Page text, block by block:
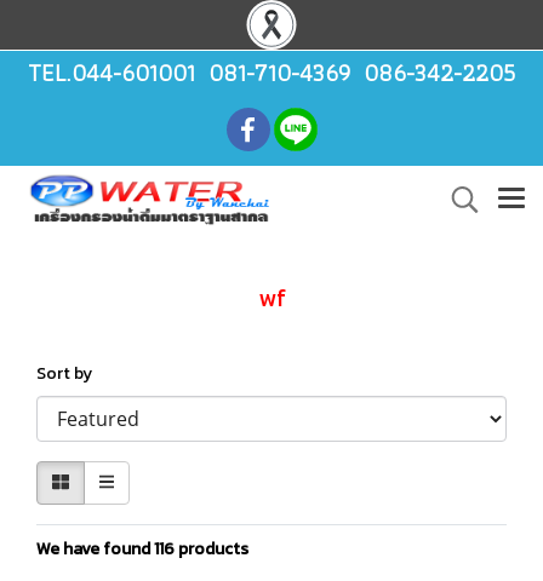
TEL.044-601001 081-710-4369 086-342-2205
wf
Sort by
We have found 116 products